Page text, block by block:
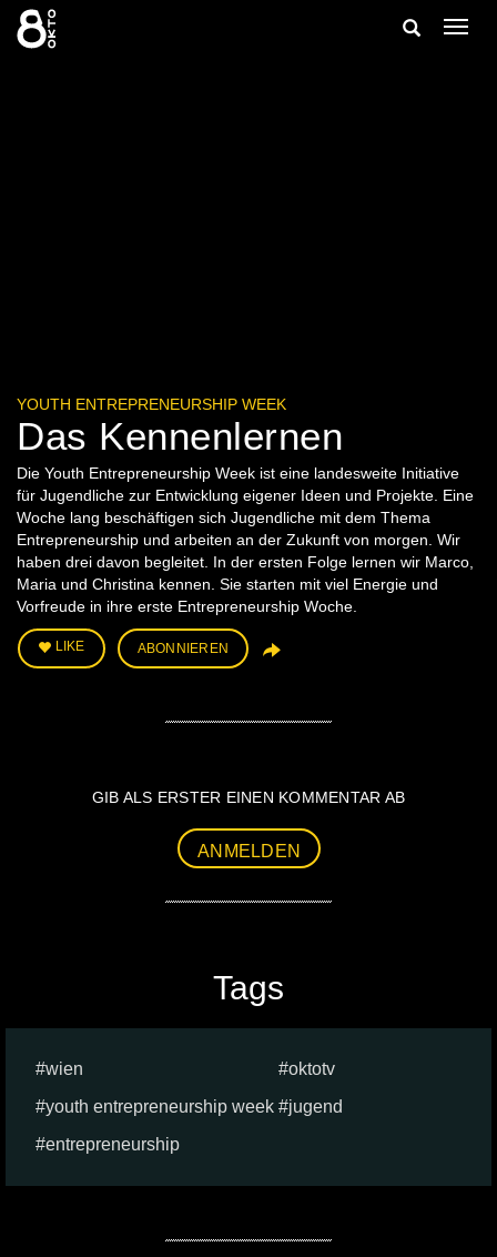
Zum
Inhalt
springen
Suche
YOUTH ENTREPRENEURSHIP WEEK
Das Kennenlernen
Die Youth Entrepreneurship Week ist eine landesweite Initiative
für Jugendliche zur Entwicklung eigener Ideen und Projekte. Eine
Woche lang beschäftigen sich Jugendliche mit dem Thema
Entrepreneurship und arbeiten an der Zukunft von morgen. Wir
haben drei davon begleitet. In der ersten Folge lernen wir Marco,
Maria und Christina kennen. Sie starten mit viel Energie und
Vorfreude in ihre erste Entrepreneurship Woche.
LIKE ABONNIEREN
GIB ALS ERSTER EINEN KOMMENTAR AB
ANMELDEN
Tags
wien
oktotv
youth entrepreneurship week
jugend
entrepreneurship